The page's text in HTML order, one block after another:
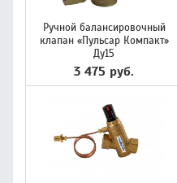
Ручной балансировочный
клапан «Пульсар Компакт»
Ду15
3 475 руб.